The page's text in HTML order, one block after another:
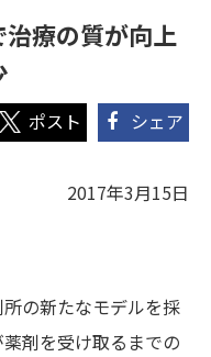
療の質が向上
シェア
2017年3月15日
所の新たなモデルを採
剤を受け取るまでの